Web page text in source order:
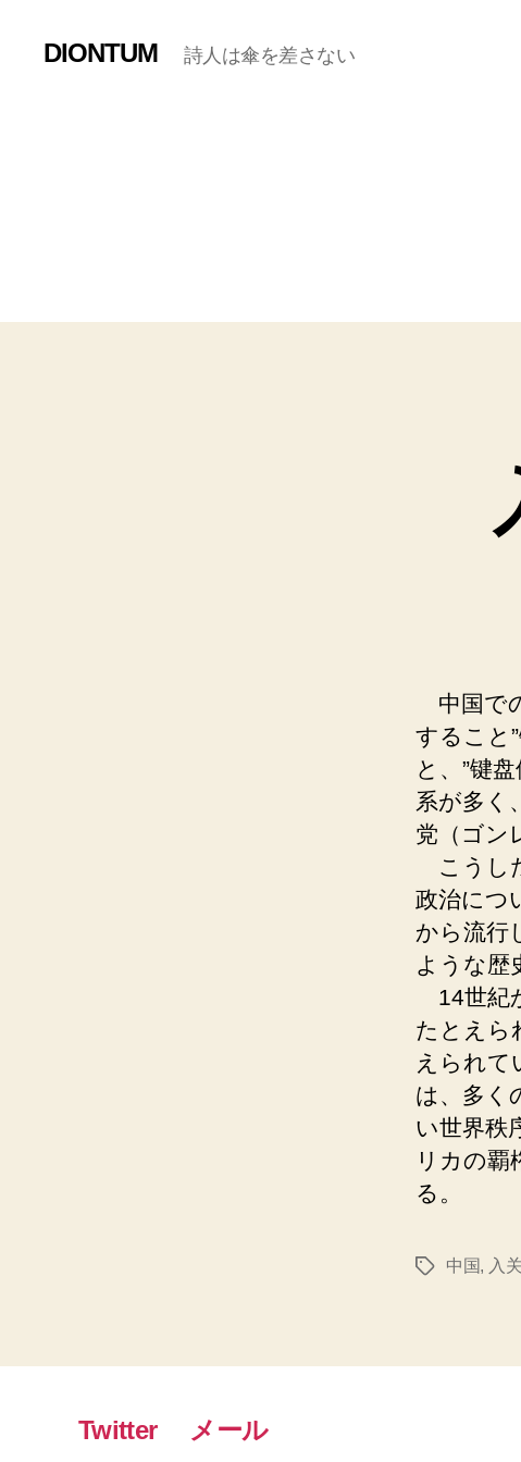
DIONTUM 詩人は傘を差さない
中国で
すること
と、”键
系が多く
党（ゴン
こうし
政治につ
から流行
ような歴
14世紀
たとえら
えられて
は、多く
い世界秩
リカの覇
る。
タ
中国, 入
Twitter メール